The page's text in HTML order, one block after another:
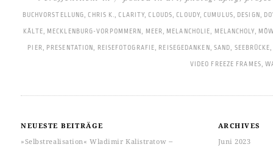
BUCHVORSTELLUNG,CHRIS K.,CLARITY,CLOUDS,CLOUDY,CUMULUS, DESIGN,
KÄLTE, MECKLENBURG-VORPOMMERN, MEER,MELANCHOLIE, MELANCHOLY,
PIER, PRESENTATION, REISEFOTOGRAFIE, REISEGEDANKEN, SAND, SEEBRÜCKE
VIDEO FREEZE FRAMES,
NEUESTE BEITRÄGE
»Selbstrealisation« Wladimir Kalistratow ‒
ARCHIVES
Juni 2023